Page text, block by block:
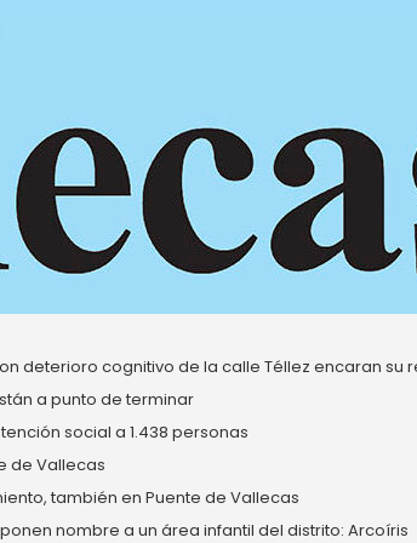
deterioro cognitivo de la calle Téllez encaran su
a punto de terminar
social a 1.438 personas
de Vallecas
también en Puente de Vallecas
nombre a un área infantil del distrito: Arcoíris